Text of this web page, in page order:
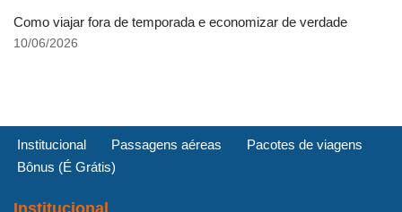
Como viajar fora de temporada e economizar de verdade
10/06/2026
Institucional Passagens aéreas
Pacotes de viagens
Bônus (É Grátis)